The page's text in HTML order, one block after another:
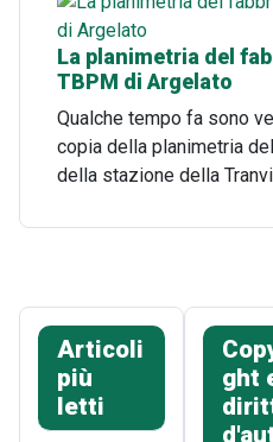
La planimetria del
TBPM di Argelato
Qualche tempo fa sono
copia della planimetria
della stazione della
Articoli
più
letti
ght